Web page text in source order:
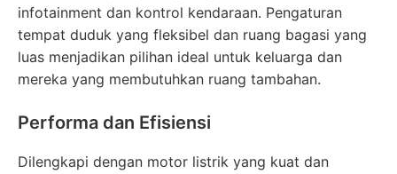
infotainment dan kontrol kendaraan. Pengaturan
tempat duduk yang fleksibel dan ruang bagasi yang
luas menjadikan pilihan ideal untuk keluarga dan
mereka yang membutuhkan ruang tambahan.
Performa dan Efisiensi
Dilengkapi dengan motor listrik yang kuat dan